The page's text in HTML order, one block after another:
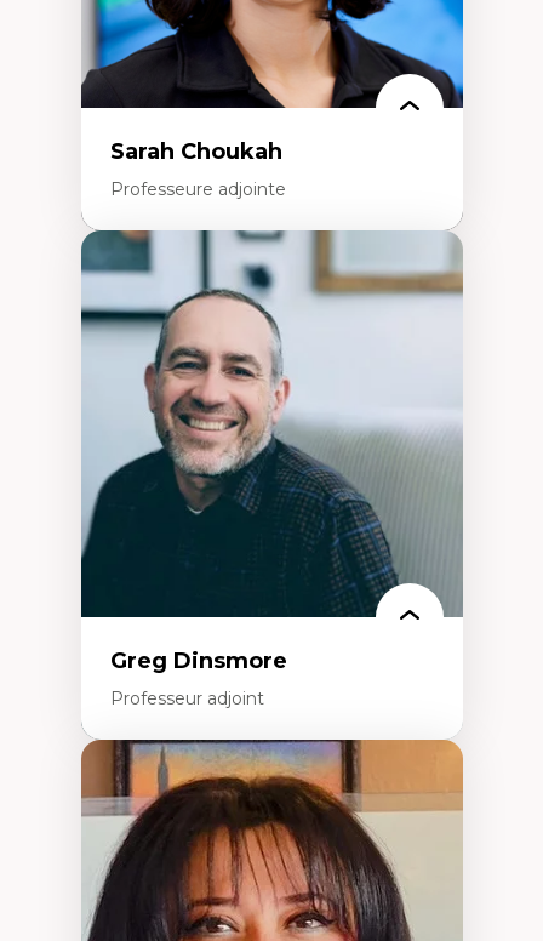
Sarah Choukah
Professeure adjointe
Expertises
Démocratisation des nouvelles
technologies et biotechnologies
Données ouvertes
Bioart, programmation et électronique
créatives
Histoire sociale et culturelle des
technologies numériques
Résistances et droits numériques
Internet des objets
Métavers
Problématiques relatives à l’intelligence
artificielle, l’apprentissage machine et les
Féminismes et nouvelles technologies
Greg Dinsmore
Professeur adjoint
Expertises
Fragmentation des auditoires médiatiques
Analyse multi-plateforme des auditoires
médiatiques
Analyse des comportements numériques à
travers les données massives et l’IA
Recherche quantitative et qualitative sur
les auditoires médiatiques